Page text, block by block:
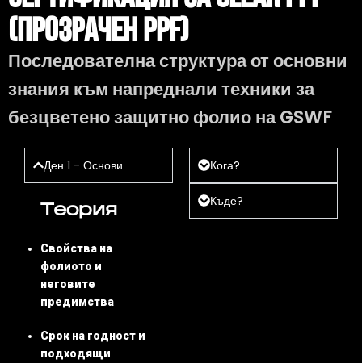
(Прозрачен PPF)
Последователна структура от основни
знания към напреднали техники за
безцветено защитно фолио на GSWF
Ден 1 - Основи
Теория
Свойства на
фолиото и
неговите
предимства
Срок на годност и
подходящи
Кога?
Къде?